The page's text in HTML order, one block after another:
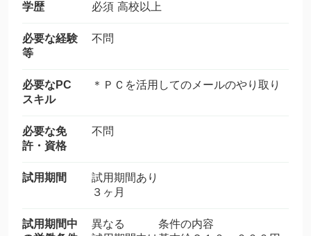
学歴 必須 高校以上
必要な経験
等
不問
必要なPC
スキル
＊ＰＣを活用してのメールのやり取り
必要な免
許・資格
不問
試用期間
試用期間あり
３ヶ月
試用期間中
異なる 条件の内容